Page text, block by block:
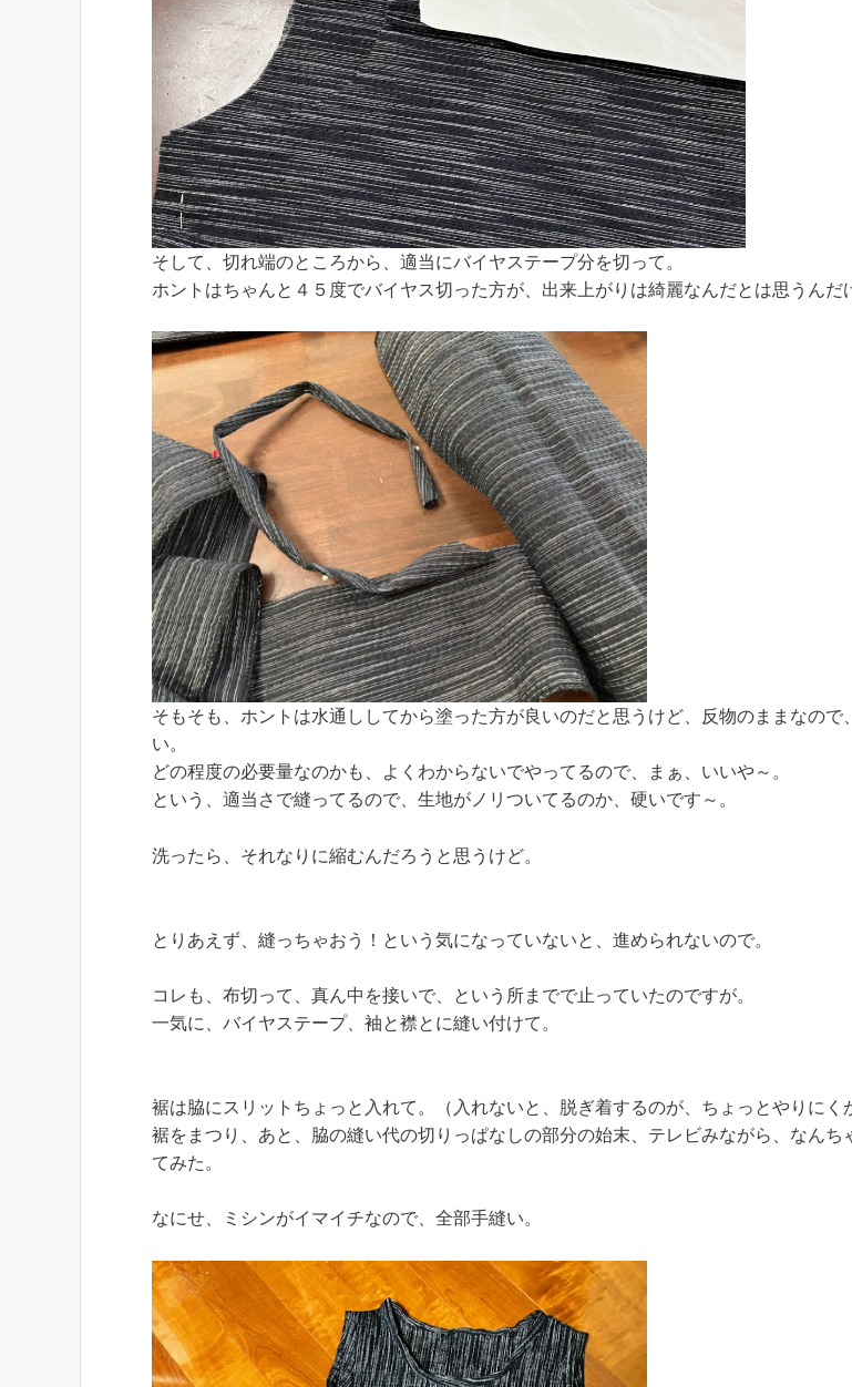
そして、切れ端のところから、適当にバイヤステープ分を切って。
ホントはちゃんと４５度でバイヤス切った方が、出来上がりは綺麗なんだとは思うんだ
そもそも、ホントは水通ししてから塗った方が良いのだと思うけど、反物のままなので
い。
どの程度の必要量なのかも、よくわからないでやってるので、まぁ、いいや～。
という、適当さで縫ってるので、生地がノリついてるのか、硬いです～。
洗ったら、それなりに縮むんだろうと思うけど。
とりあえず、縫っちゃおう！という気になっていないと、進められないので。
コレも、布切って、真ん中を接いで、という所までで止っていたのですが。
一気に、バイヤステープ、袖と襟とに縫い付けて。
裾は脇にスリットちょっと入れて。（入れないと、脱ぎ着するのが、ちょっとやりにく
裾をまつり、あと、脇の縫い代の切りっぱなしの部分の始末、テレビみながら、なんち
てみた。
なにせ、ミシンがイマイチなので、全部手縫い。